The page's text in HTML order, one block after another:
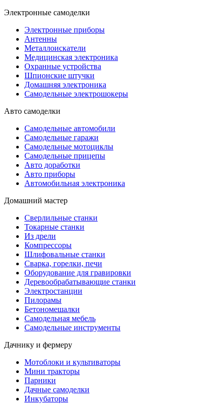
Электронные самоделки
Электронные приборы
Антенны
Металлоискатели
Медицинская электроника
Охранные устройства
Шпионские штучки
Домашняя электроника
Самодельные электрошокеры
Авто самоделки
Самодельные автомобили
Самодельные гаражи
Самодельные мотоциклы
Самодельные прицепы
Авто доработки
Авто приборы
Автомобильная электроника
Домашний мастер
Сверлильные станки
Токарные станки
Из дрели
Компрессоры
Шлифовальные станки
Сварка, горелки, печи
Оборудование для гравировки
Деревообрабатывающие станки
Электростанции
Пилорамы
Бетономешалки
Самодельная мебель
Самодельные инструменты
Дачнику и фермеру
Мотоблоки и культиваторы
Мини тракторы
Парники
Дачные самоделки
Инкубаторы